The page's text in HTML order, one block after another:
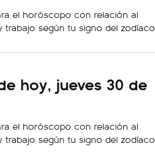
el horóscopo con relación al
trabajo según tu signo del zodíaco.
hoy, jueves 30 de
el horóscopo con relación al
trabajo según tu signo del zodíaco.